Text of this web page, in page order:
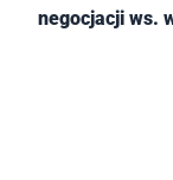
negocjacji ws.